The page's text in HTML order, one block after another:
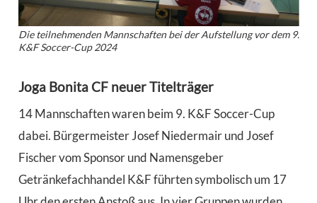
Die teilnehmenden Mannschaften bei der Aufstellung vor dem 9.
K&F Soccer-Cup 2024
Joga Bonita CF neuer Titelträger
14 Mannschaften waren beim 9. K&F Soccer-Cup
dabei. Bürgermeister Josef Niedermair und Josef
Fischer vom Sponsor und Namensgeber
Getränkefachhandel K&F führten symbolisch um 17